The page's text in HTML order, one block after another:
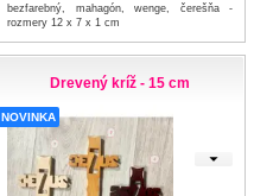
bezfarebný, mahagón, wenge, čerešňa -
rozmery 12 x 7 x 1 cm
Drevený kríž - 15 cm
NOVINKA